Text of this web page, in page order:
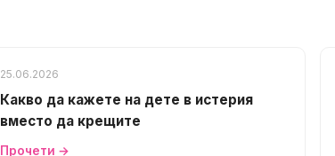
25.06.2026
Какво да кажете на дете в истерия
вместо да крещите
Прочети →